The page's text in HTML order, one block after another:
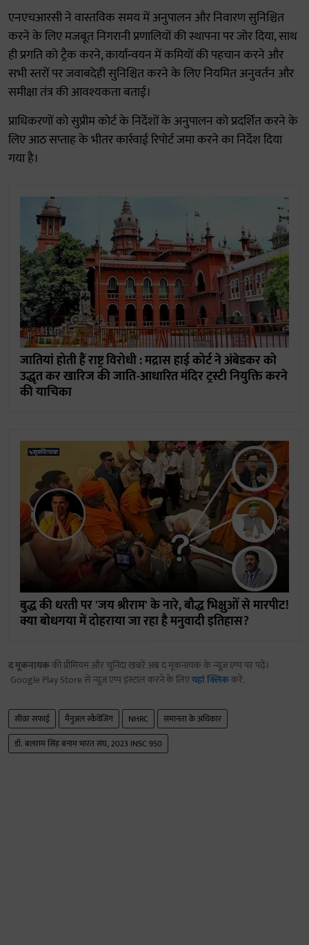
एनएचआरसी ने वास्तविक समय में अनुपालन और निवारण सुनिश्चित
करने के लिए मजबूत निगरानी प्रणालियों की स्थापना पर जोर दिया, साथ
ही प्रगति को ट्रैक करने, कार्यान्वयन में कमियों की पहचान करने और
सभी स्तरों पर जवाबदेही सुनिश्चित करने के लिए नियमित अनुवर्तन और
समीक्षा तंत्र की आवश्यकता बताई।
प्राधिकरणों को सुप्रीम कोर्ट के निर्देशों के अनुपालन को प्रदर्शित करने के
लिए आठ सप्ताह के भीतर कार्रवाई रिपोर्ट जमा करने का निर्देश दिया
गया है।
जातियां होती हैं राष्ट्र विरोधी : मद्रास हाई कोर्ट ने अंबेडकर को
उद्धृत कर खारिज की जाति-आधारित मंदिर ट्रस्टी नियुक्ति करने
की याचिका
बुद्ध की धरती पर 'जय श्रीराम' के नारे, बौद्ध भिक्षुओं से मारपीट!
क्या बोधगया में दोहराया जा रहा है मनुवादी इतिहास?
द मूकनायककी प्रीमियम और चुनिंदा खबरें अब द मूकनायक के न्यूज़ एप्प पर पढ़ें।
Google Play Store से न्यूज़ एप्प इंस्टाल करने के लिएयहां क्लिककरें.
सीवर सफाई मैनुअल स्कैवेंजिंग NHRC
समानता के अधिकार
डॉ. बलराम सिंह बनाम भारत संघ, 2023 INSC 950